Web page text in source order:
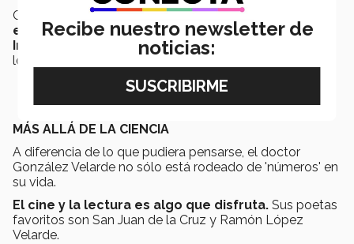
Cuando apenas tenía dos años dentro del Tec,
encomendó crear el doctorado en Ingeniería
Industrial
, uno de los retos que considera ha sido de
los más relevantes dentro de la Institución.
MÁS ALLÁ DE LA CIENCIA
A diferencia de lo que pudiera pensarse, el doctor
González Velarde no sólo está rodeado de 'números' en
su vida.
El cine y la lectura es algo que disfruta. Sus poetas
favoritos son San Juan de la Cruz y Ramón López
Velarde.
Recibe nuestro newsletter de
noticias: